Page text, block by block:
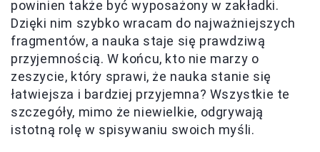
powinien także być wyposażony w zakładki.
Dzięki nim szybko wracam do najważniejszych
fragmentów, a nauka staje się prawdziwą
przyjemnością. W końcu, kto nie marzy o
zeszycie, który sprawi, że nauka stanie się
łatwiejsza i bardziej przyjemna? Wszystkie te
szczegóły, mimo że niewielkie, odgrywają
istotną rolę w spisywaniu swoich myśli.